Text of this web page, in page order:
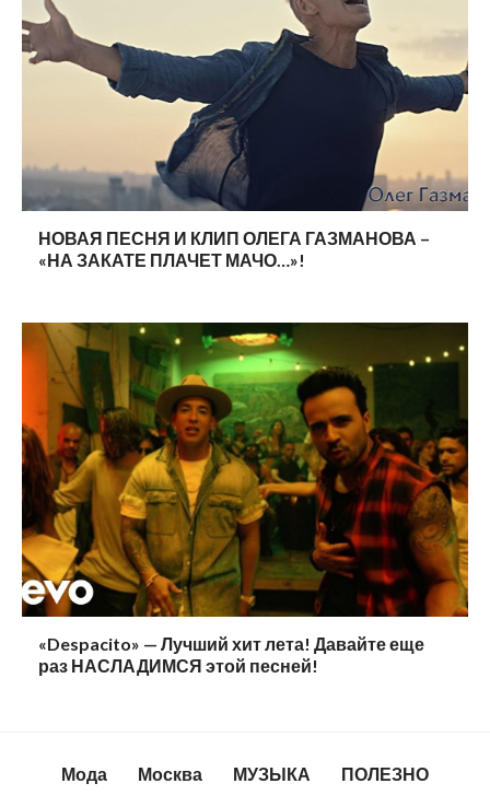
НОВАЯ ПЕСНЯ И КЛИП ОЛЕГА ГАЗМАНОВА –
«НА ЗАКАТЕ ПЛАЧЕТ МАЧО…»!
«Despacito» — Лучший хит лета! Давайте еще
раз НАСЛАДИМСЯ этой песней!
Мода Москва МУЗЫКА ПОЛЕЗНО